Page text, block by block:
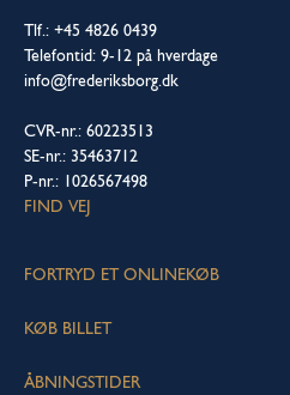
Tlf.: +45 4826 0439
Telefontid: 9-12 på hverdage
info@frederiksborg.dk
CVR-nr.: 60223513
SE-nr.: 35463712
P-nr.: 1026567498
FIND VEJ
FORTRYD ET ONLINEKØB
KØB BILLET
ÅBNINGSTIDER